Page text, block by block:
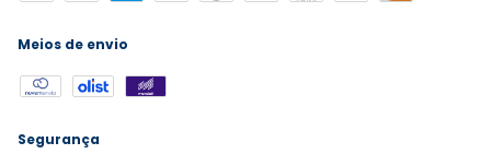
Meios de envio
Segurança